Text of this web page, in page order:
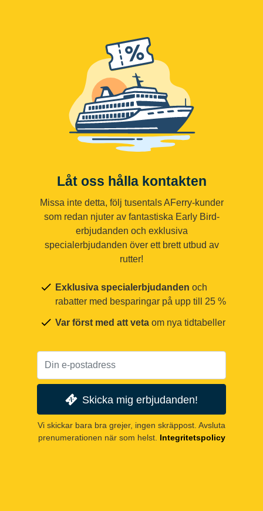
Låt oss hålla kontakten
Missa inte detta, följ tusentals AFerry-kunder
som redan njuter av fantastiska Early Bird-
erbjudanden och exklusiva
specialerbjudanden över ett brett utbud av
rutter!
Exklusiva specialerbjudanden och
rabatter med besparingar på upp till 25 %
Var först med att veta om nya tidtabeller
Skicka mig erbjudanden!
Vi skickar bara bra grejer, ingen skräppost. Avsluta
prenumerationen när som helst. Integritetspolicy